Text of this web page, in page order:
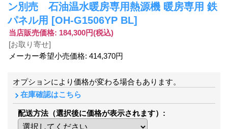
ン別売 石油温水暖房専用熱源機 暖房専用 鉄
パネル用 [OH-G1506YP BL]
当店販売価格: 184,300円(税込)
[お取り寄せ]
メーカー希望小売価格: 414,370円
オプションにより価格が変わる場合もあります。
在庫確認はこちら
配送方法（選択後に価格が表示されます） :